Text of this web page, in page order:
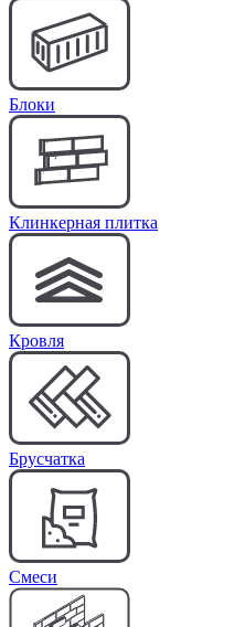
Блоки
Клинкерная плитка
Кровля
Брусчатка
Cмеси